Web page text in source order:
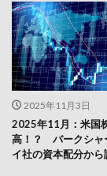
2025年11月3日
2025年11月：米国
高！？ バークシャ
イ社の資本配分から